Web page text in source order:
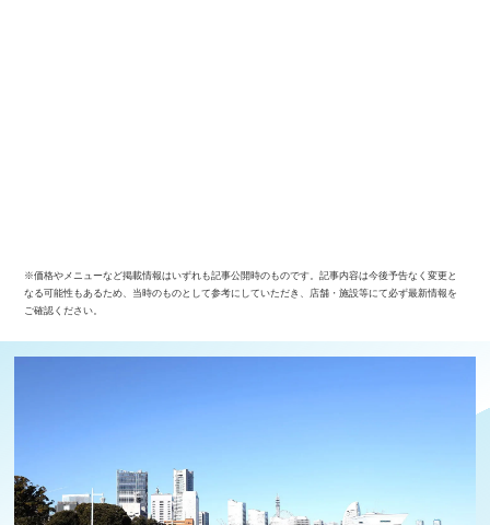
※価格やメニューなど掲載情報はいずれも記事公開時のものです。記事内容は今後予告なく変更と
なる可能性もあるため、当時のものとして参考にしていただき、店舗・施設等にて必ず最新情報を
ご確認ください。